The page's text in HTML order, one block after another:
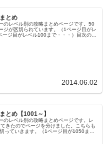
とめ
のレベル別の攻略まとめページです。50
ジが区切られています。（1ページ目がレ
ジ目がレベル100まで・・・）目次のリ
2014.06.02
とめ【1001～】
のレベル別の攻略まとめページです。レ
きたのでページを分けました。こちらも
っていきます。（1ページ目が1050ま